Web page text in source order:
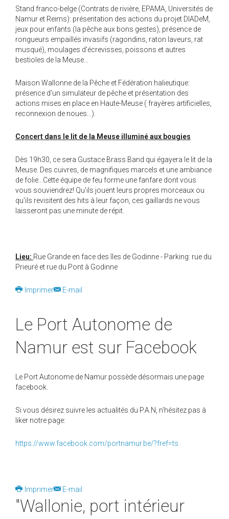
Stand franco-belge (Contrats de rivière, EPAMA, Universités de
Namur et Reims): présentation des actions du projet DIADeM,
jeux pour enfants (la pêche aux bons gestes), présence de
rongueurs empaillés invasifs (ragondins, raton laveurs, rat
musqué), moulages d'écrevisses, poissons et autres
bestioles de la Meuse...
Maison Wallonne de la Pêche et Fédération halieutique:
présence d'un simulateur de pêche et présentation des
actions mises en place en Haute-Meuse ( frayères artificielles,
reconnexion de noues...).
Concert dans le lit de la Meuse illuminé aux bougies
Dès 19h30, ce sera Gustace Brass Band qui égayera le lit de la
Meuse. Des cuivres, de magnifiques marcels et une ambiance
de folie...Cette équipe de feu forme une fanfare dont vous
vous souviendrez! Qu'ils jouent leurs propres morceaux ou
qu'ils revisitent des hits à leur façon, ces gaillards ne vous
laisseront pas une minute de répit.
Lieu: Rue Grande en face des îles de Godinne - Parking: rue du
Prieuré et rue du Pont à Godinne
Imprimer E-mail
Le Port Autonome de
Namur est sur Facebook
Le Port Autonome de Namur possède désormais une page
facebook.
Si vous désirez suivre les actualités du P.A.N, n'hésitez pas à
liker notre page:
https://www.facebook.com/portnamur.be/?fref=ts
Imprimer E-mail
"Wallonie, port intérieur